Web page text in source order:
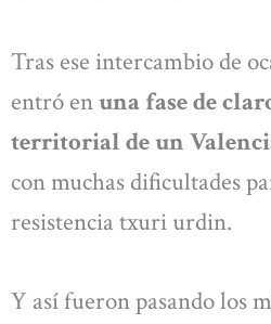
Tras ese intercambio de
entró enuna fase de
territorial de un
con muchas dificultades
resistencia txuri urdin.
Y así fueron pasando los